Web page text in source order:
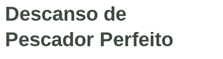
Descanso de
Pescador Perfeito